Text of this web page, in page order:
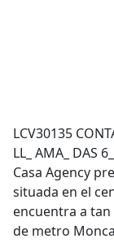
LCV30135
LL_ AMA_ DAS
Casa Agency
situada en el
encuentra a
de metro